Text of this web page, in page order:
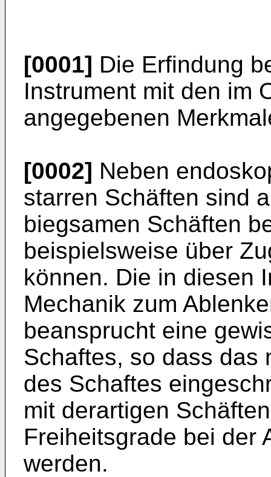
[0001] Die Erfindung
Instrument mit den im
angegebenen
[0002] Neben
starren Schäften sind
biegsamen Schäften
beispielsweise über
können. Die in diesen
Mechanik zum
beansprucht eine
Schaftes, so dass das
des Schaftes
mit derartigen
Freiheitsgrade bei der
werden.